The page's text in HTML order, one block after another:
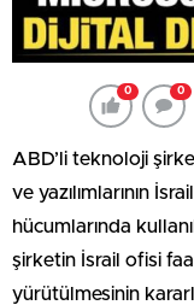
0 0
ABD’li teknoloji
ve yazılımlarının
hücumlarında
şirketin İsrail ofisi
yürütülmesinin